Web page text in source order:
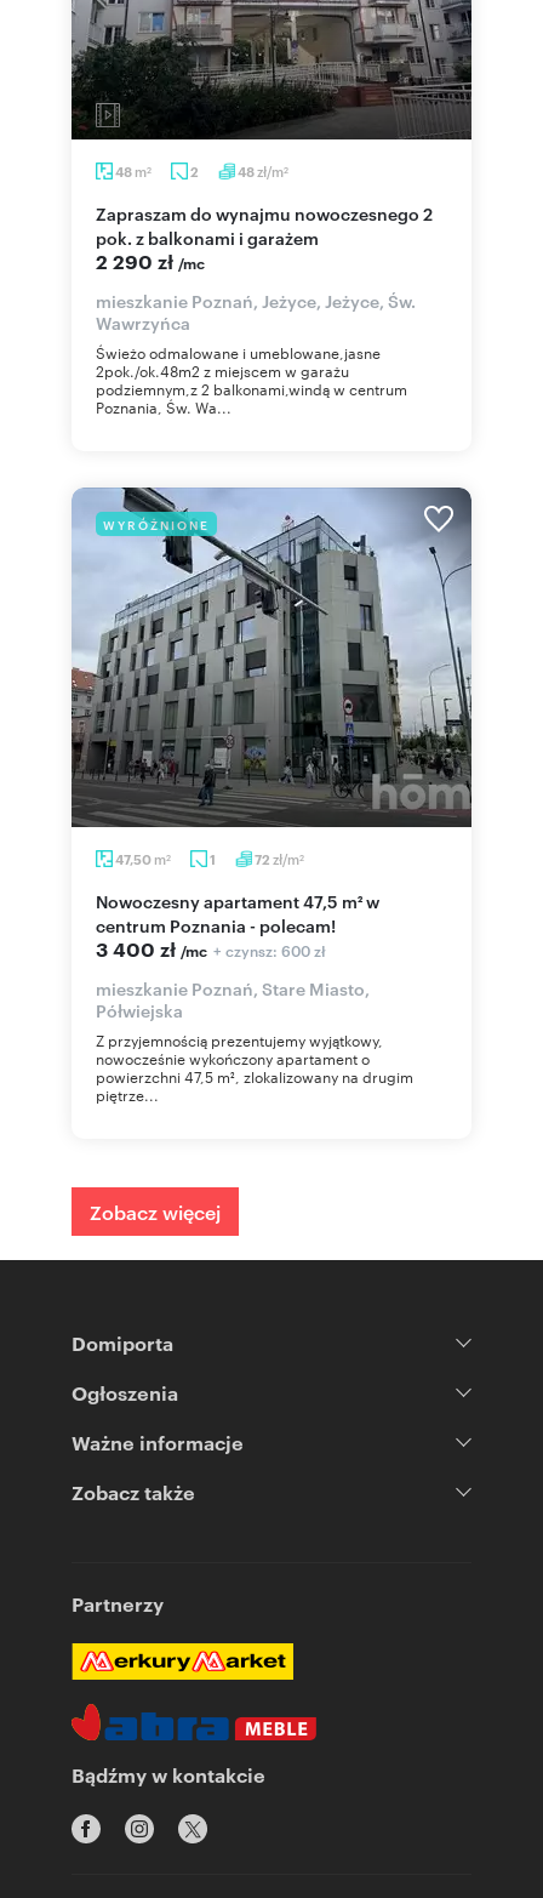
48 m2 2 48zł/m2
Zapraszam do wynajmu nowoczesnego 2
pok. z balkonami i garażem
2 290 zł /mc
mieszkanie Poznań, Jeżyce, Jeżyce, Św.
Wawrzyńca
Świeżo odmalowane i umeblowane,jasne
2pok./ok.48m2 z miejscem w garażu
podziemnym,z 2 balkonami,windą w centrum
Poznania, Św. Wa...
WYRÓŻNIONE
47,50 m2 1 72 zł/m2
Nowoczesny apartament 47,5 m² w
centrum Poznania - polecam!
3 400 zł /mc + czynsz: 600 zł
mieszkanie Poznań, Stare Miasto,
Półwiejska
Z przyjemnością prezentujemy wyjątkowy,
nowocześnie wykończony apartament o
powierzchni 47,5 m², zlokalizowany na drugim
piętrze...
Zobacz więcej
Domiporta
Ogłoszenia
Ważne informacje
Zobacz także
Partnerzy
Bądźmy w kontakcie